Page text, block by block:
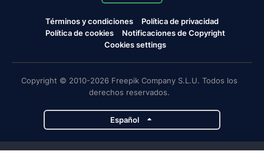
Términos y condiciones
Política de privacidad
Política de cookies
Notificaciones de Copyright
Cookies settings
Copyright © 2010-2026 Freepik Company S.L.U. Todos los
derechos reservados.
Español